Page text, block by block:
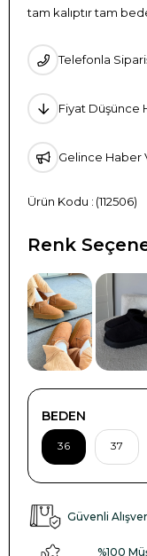
tam kalıptır tam
Telefonla
Fiyat Düşünce
Gelince Haber
(112506)
Renk
BEDEN
36 37
Güvenli
%100